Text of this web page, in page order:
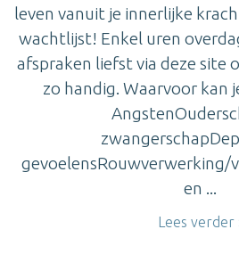
leven vanuit je innerlijke
wachtlijst! Enkel uren
afspraken liefst via deze site
zo handig. Waarvoor kan
gevoelensRouwverwerking/
en ...
Lees verder